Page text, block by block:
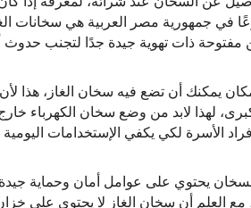
مفتوحة ذات تهوية جيدة جدًا لتجنب
الأسرة لكي يكفي الإستخدامات اليومية